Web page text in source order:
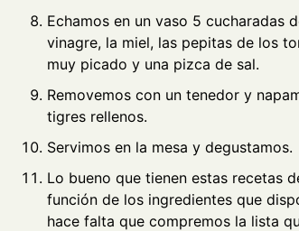
Echamos en un vaso 5 cucharadas
vinagre, la miel, las pepitas de los
muy picado y una pizca de sal.
Removemos con un tenedor y
tigres rellenos.
Servimos en la mesa y degustamos.
Lo bueno que tienen estas recetas
función de los ingredientes que
hace falta que compremos la lista